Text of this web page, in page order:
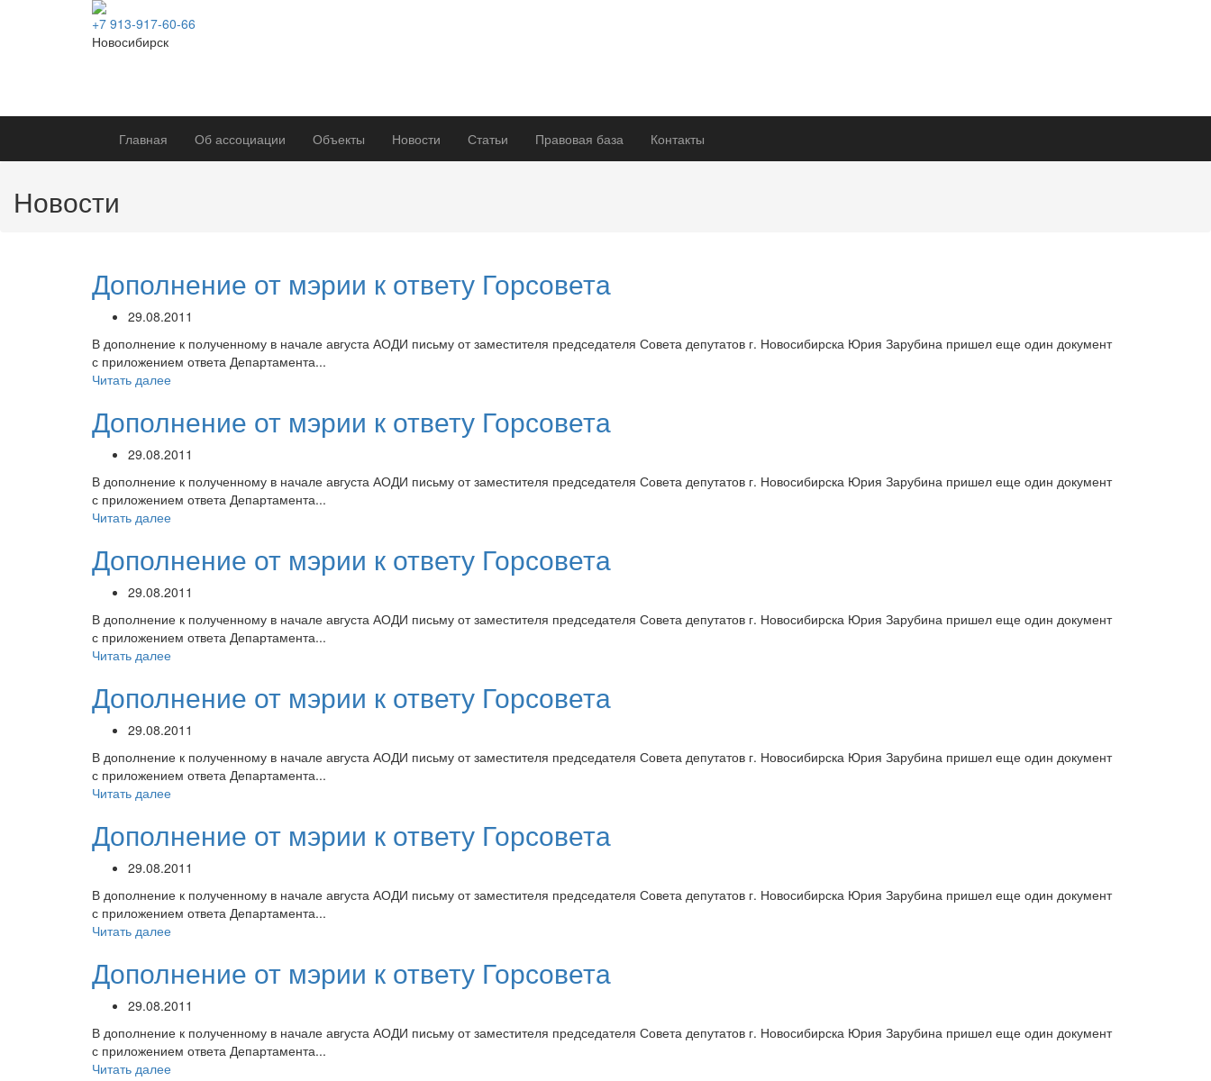
+7 913-917-60-66
Новосибирск
Главная Об ассоциации Объекты Новости Статьи Правовая база Контакты
Новости
Дополнение от мэрии к ответу Горсовета
29.08.2011
В дополнение к полученному в начале августа АОДИ письму от заместителя председателя Совета депутатов г. Новосибирска Юрия Зарубина пришел еще один документ
с приложением ответа Департамента...
Читать далее
Дополнение от мэрии к ответу Горсовета
29.08.2011
В дополнение к полученному в начале августа АОДИ письму от заместителя председателя Совета депутатов г. Новосибирска Юрия Зарубина пришел еще один документ
с приложением ответа Департамента...
Читать далее
Дополнение от мэрии к ответу Горсовета
29.08.2011
В дополнение к полученному в начале августа АОДИ письму от заместителя председателя Совета депутатов г. Новосибирска Юрия Зарубина пришел еще один документ
с приложением ответа Департамента...
Читать далее
Дополнение от мэрии к ответу Горсовета
29.08.2011
В дополнение к полученному в начале августа АОДИ письму от заместителя председателя Совета депутатов г. Новосибирска Юрия Зарубина пришел еще один документ
с приложением ответа Департамента...
Читать далее
Дополнение от мэрии к ответу Горсовета
29.08.2011
В дополнение к полученному в начале августа АОДИ письму от заместителя председателя Совета депутатов г. Новосибирска Юрия Зарубина пришел еще один документ
с приложением ответа Департамента...
Читать далее
Дополнение от мэрии к ответу Горсовета
29.08.2011
В дополнение к полученному в начале августа АОДИ письму от заместителя председателя Совета депутатов г. Новосибирска Юрия Зарубина пришел еще один документ
с приложением ответа Департамента...
Читать далее